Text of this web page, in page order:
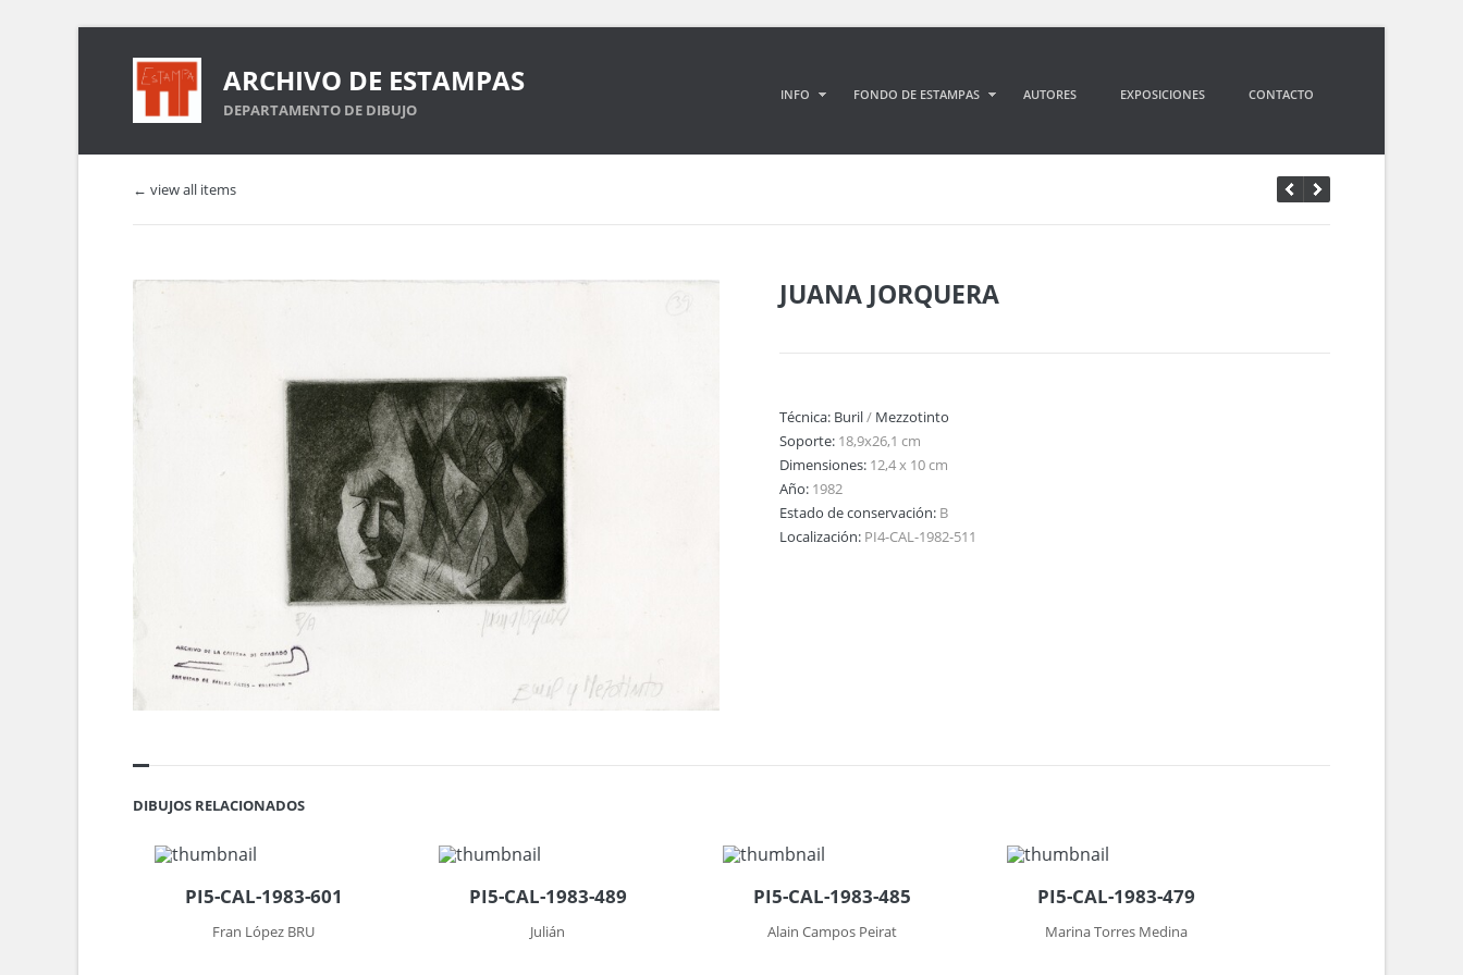
ARCHIVO DE ESTAMPAS
DEPARTAMENTO DE DIBUJO
INFO FONDO DE ESTAMPAS AUTORES EXPOSICIONES CONTACTO
← view all items
JUANA JORQUERA
Técnica: Buril/ Mezzotinto
Soporte: 18,9x26,1 cm
Dimensiones: 12,4 x 10 cm
Año: 1982
Estado de conservación: B
Localización: PI4-CAL-1982-511
DIBUJOS RELACIONADOS
PI5-CAL-1983-601
Fran López BRU
PI5-CAL-1983-489
Julián
PI5-CAL-1983-485
Alain Campos Peirat
PI5-CAL-1983-479
Marina Torres Medina